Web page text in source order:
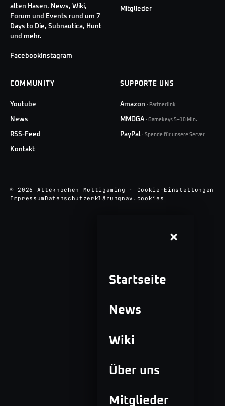
alten Hasen. News, Wiki,
Forum und Events rund um 7
Days to Die, Subnautica, Hunt
und mehr.
Facebook Instagram
Mitglieder
COMMUNITY
Youtube
News
RSS-Feed
Kontakt
SUPPORTE UNS
Amazon · Partnerlink
MMOGA · Gamekeys 5–10 Min.
PayPal · Spende für unsere Server
© 2026 Alteknochen Multigaming · Cookie-Einstellungen
Impressum Datenschutzerklärung nav.cookies
×
Startseite
News
Wiki
Über uns
Mitglieder